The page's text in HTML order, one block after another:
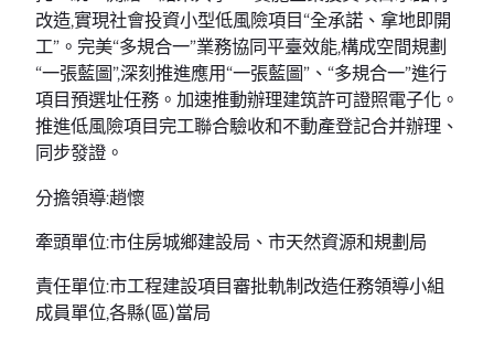
改造,實現社會投資小型低風險項目“全承諾、拿地即開
工”。完美“多規合一”業務協同平臺效能,構成空間規劃
“一張藍圖”,深刻推進應用“一張藍圖”、“多規合一”進行
項目預選址任務。加速推動辦理建筑許可證照電子化。
推進低風險項目完工聯合驗收和不動產登記合并辦理、
同步發證。
分擔領導:趙懷
牽頭單位:市住房城鄉建設局、市天然資源和規劃局
責任單位:市工程建設項目審批軌制改造任務領導小組
成員單位,各縣(區)當局